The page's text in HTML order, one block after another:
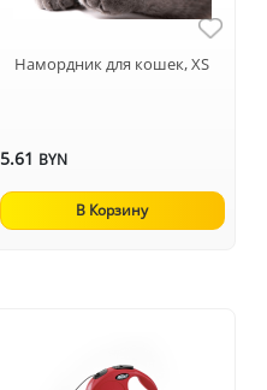
Намордник для кошек, XS
5.61 BYN
В Корзину